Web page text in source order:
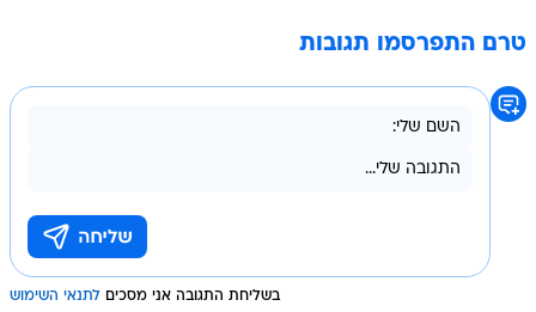
טרם התפרסמו תגובות
בשליחת התגובה אני מסכים לתנאי השימוש